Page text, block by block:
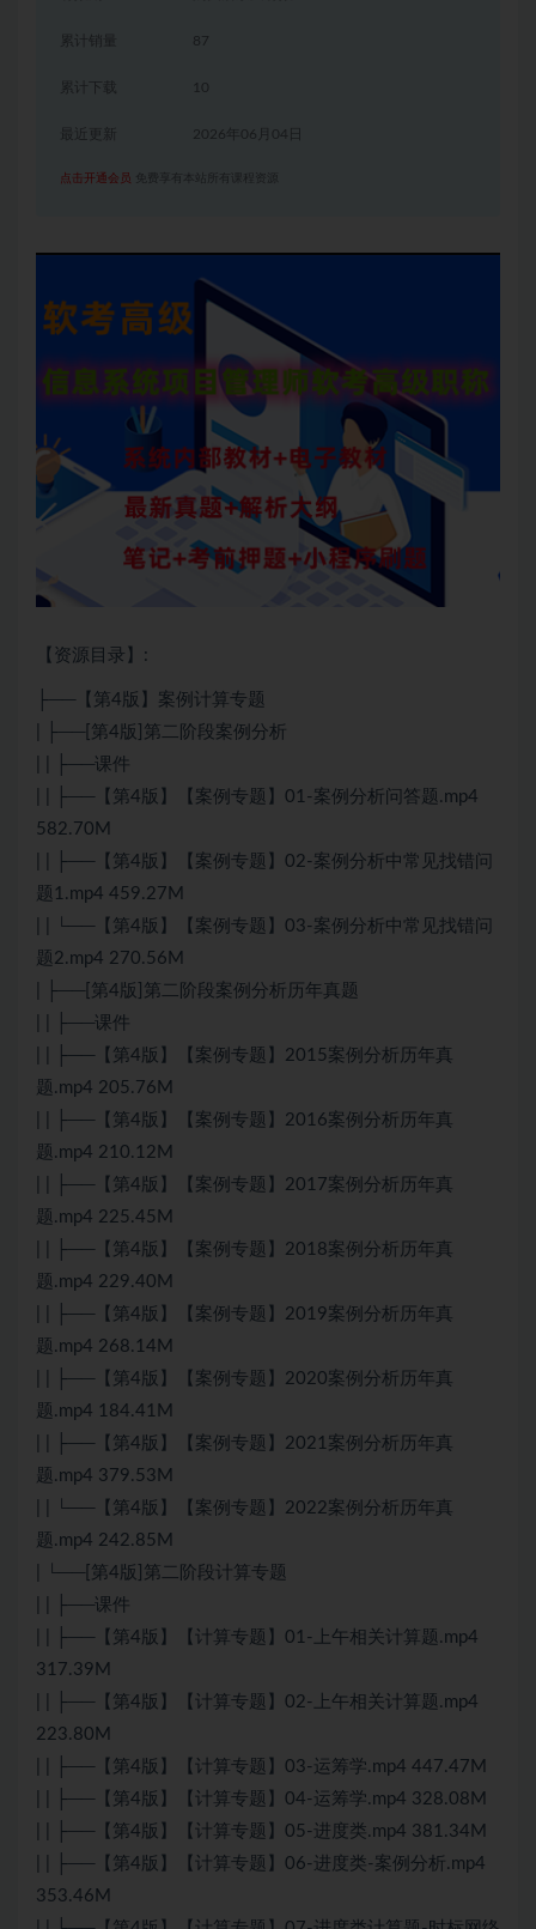
累计销量 87
累计下载 10
2026年06月04日
点击开通会员 免费享有本站所有课程资源
【资源目录】:
├──【第4版】案例计算专题
| ├──[第4版]第二阶段案例分析
| | ├──课件
| | ├──【第4版】【案例专题】01-案例分析问答题.mp4
582.70M
| | ├──【第4版】【案例专题】02-案例分析中常见找错问
题1.mp4 459.27M
| | └──【第4版】【案例专题】03-案例分析中常见找错问
题2.mp4 270.56M
| ├──[第4版]第二阶段案例分析历年真题
| | ├──课件
| | ├──【第4版】【案例专题】2015案例分析历年真
题.mp4 205.76M
| | ├──【第4版】【案例专题】2016案例分析历年真
题.mp4 210.12M
| | ├──【第4版】【案例专题】2017案例分析历年真
题.mp4 225.45M
| | ├──【第4版】【案例专题】2018案例分析历年真
题.mp4 229.40M
| | ├──【第4版】【案例专题】2019案例分析历年真
题.mp4 268.14M
| | ├──【第4版】【案例专题】2020案例分析历年真
题.mp4 184.41M
| | ├──【第4版】【案例专题】2021案例分析历年真
题.mp4 379.53M
| | └──【第4版】【案例专题】2022案例分析历年真
题.mp4 242.85M
| └──[第4版]第二阶段计算专题
| | ├──课件
| | ├──【第4版】【计算专题】01-上午相关计算题.mp4
317.39M
| | ├──【第4版】【计算专题】02-上午相关计算题.mp4
223.80M
| | ├──【第4版】【计算专题】03-运筹学.mp4 447.47M
| | ├──【第4版】【计算专题】04-运筹学.mp4 328.08M
| | ├──【第4版】【计算专题】05-进度类.mp4 381.34M
| | ├──【第4版】【计算专题】06-进度类-案例分析.mp4
353.46M